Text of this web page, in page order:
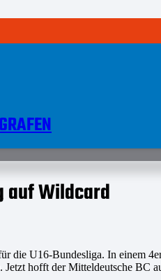
auf Wildcard
U16-Bundesliga. In einem
hofft der Mitteldeutsche BC